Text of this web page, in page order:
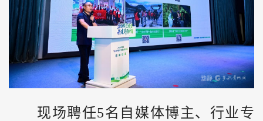
现场聘任5名自媒体博主、行业专